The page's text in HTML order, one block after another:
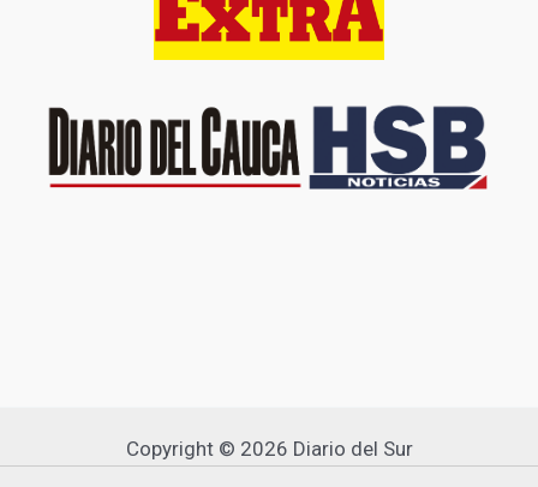
Copyright © 2026 Diario del Sur